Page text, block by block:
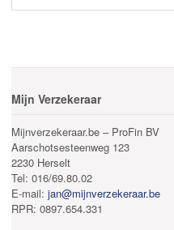
Mijn Verzekeraar
Mijnverzekeraar.be – ProFin BV
Aarschotsesteenweg 123
2230 Herselt
Tel: 016/69.80.02
E-mail: jan@mijnverzekeraar.be
RPR: 0897.654.331